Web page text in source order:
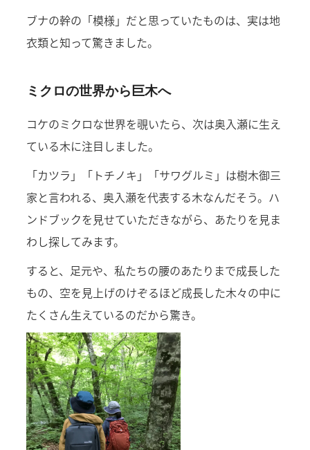
ブナの幹の「模様」だと思っていたものは、実は地
衣類と知って驚きました。
ミクロの世界から巨木へ
コケのミクロな世界を覗いたら、次は奥入瀬に生え
ている木に注目しました。
「カツラ」「トチノキ」「サワグルミ」は樹木御三
家と言われる、奥入瀬を代表する木なんだそう。ハ
ンドブックを見せていただきながら、あたりを見ま
わし探してみます。
すると、足元や、私たちの腰のあたりまで成長した
もの、空を見上げのけぞるほど成長した木々の中に
たくさん生えているのだから驚き。